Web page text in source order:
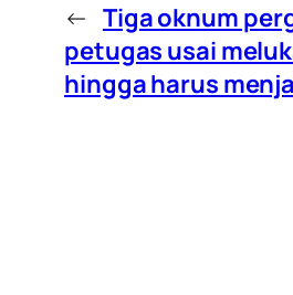
← Tiga oknum
petugas usai
hingga harus